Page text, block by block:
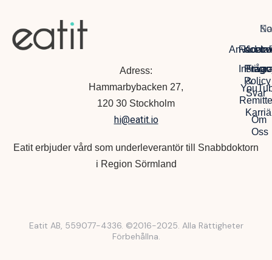
Adress:
Hammarbybacken 27,
120 30 Stockholm
hi@eatit.io
Eatit erbjuder vård som underleverantör till Snabbdoktorn
i Region Sörmland
Policy
Om
Oss
&
Svar
Eatit AB, 559077-4336. ©2016-2025. Alla Rättigheter
Förbehållna.